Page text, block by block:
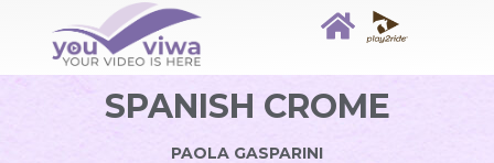
SPANISH CROME
PAOLA GASPARINI